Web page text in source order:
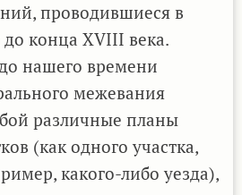
проводившиеся в
до конца XVIII века.
нашего времени
межевания
различные планы
(как одного участка,
какого-либо уезда),